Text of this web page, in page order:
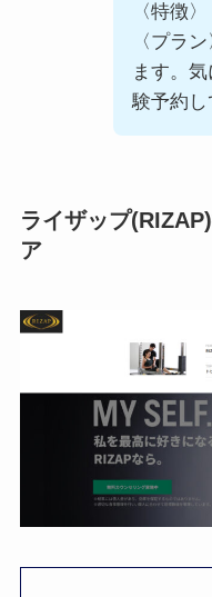
〈特徴
〈プラ
ます。
験予約し
ライザップ
ア